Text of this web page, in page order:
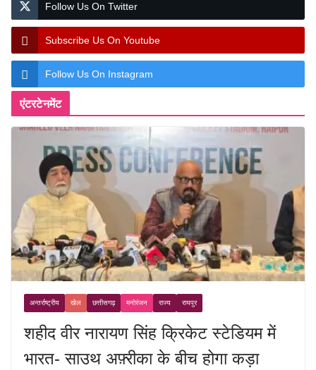
Follow Us On Twitter
Subscribe Us On Youtube
Follow Us On Instagram
एंटरटेनमेंट
अन्तर्राष्ट्रीय खेल छत्तीसगढ़ मनोरंजन राज्य रायपुर
शहीद वीर नारायण सिंह क्रिकेट स्टेडियम में
भारत- साउथ अफ़्रीका के बीच होगा कड़ा